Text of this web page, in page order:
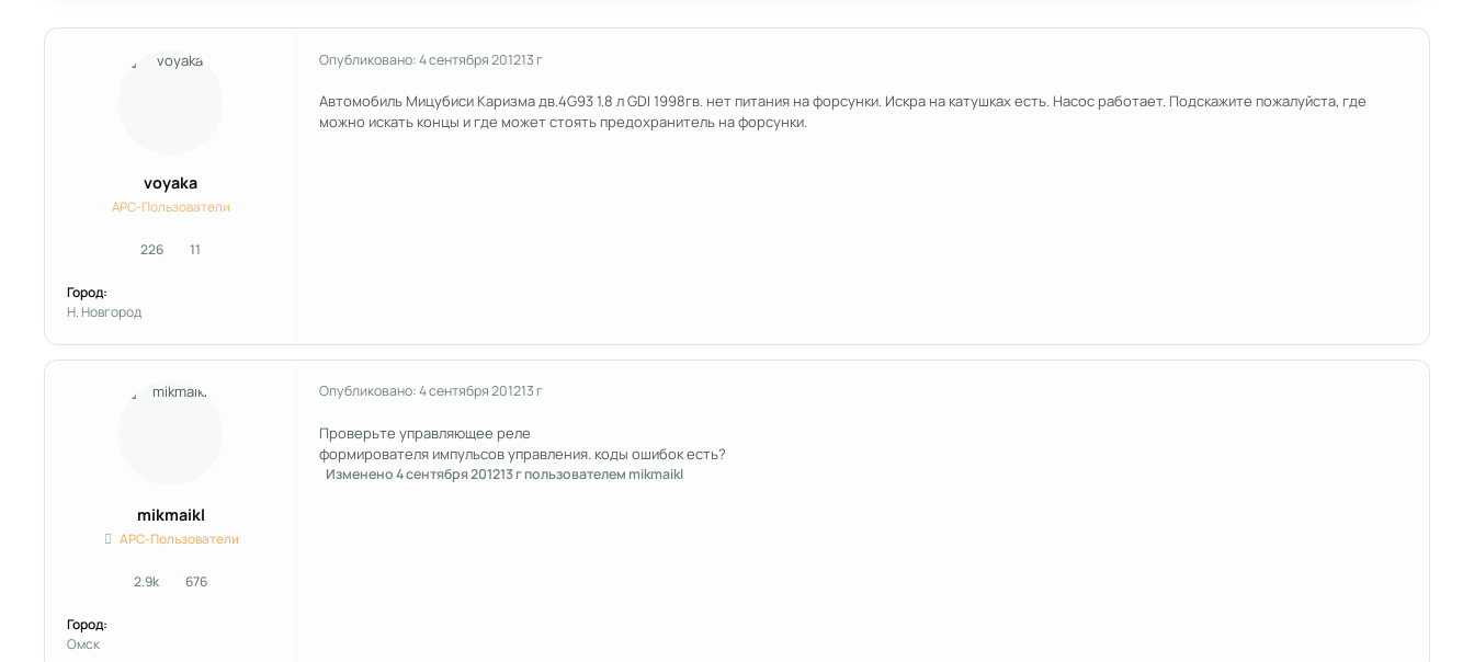
voyaka
APC-Пользователи
226сообщения
11Репутация
Город:
Н. Новгород
Опубликовано:4 сентября 201213 г
Автомобиль Мицубиси Каризма дв.4G93 1.8 л GDI 1998гв. нет питания на форсунки. Искра на катушках есть. Насос работает. Подскажите пожалуйста, где
можно искать концы и где может стоять предохранитель на форсунки.
mikmaikl
APC-Пользователи
2.9kсообщения
676Репутация
Город:
Омск
Опубликовано:4 сентября 201213 г
Проверьте управляющее реле
формирователя импульсов управления. коды ошибок есть?
Изменено4 сентября 201213 гпользователем mikmaikl